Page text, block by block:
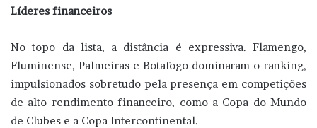
Líderes financeiros
No topo da lista, a distância é expressiva. Flamengo,
Fluminense, Palmeiras e Botafogo dominaram o ranking,
impulsionados sobretudo pela presença em competições
de alto rendimento financeiro, como a Copa do Mundo
de Clubes e a Copa Intercontinental.